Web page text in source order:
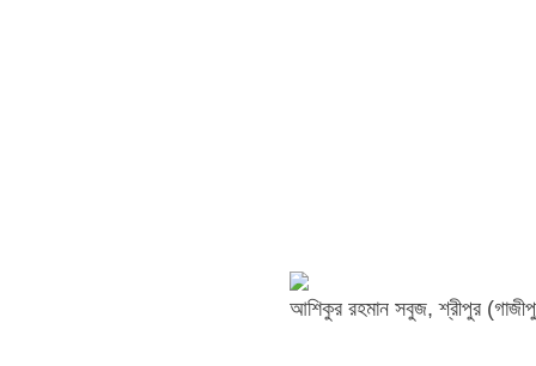
আশিকুর রহমান সবুজ, শ্রীপুর